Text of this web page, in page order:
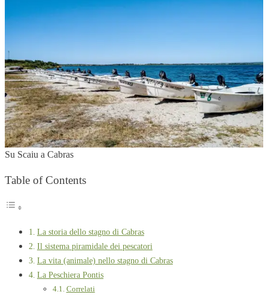
Su Scaiu a Cabras
Table of Contents
La storia dello stagno di Cabras
Il sistema piramidale dei pescatori
La vita (animale) nello stagno di Cabras
La Peschiera Pontis
Correlati